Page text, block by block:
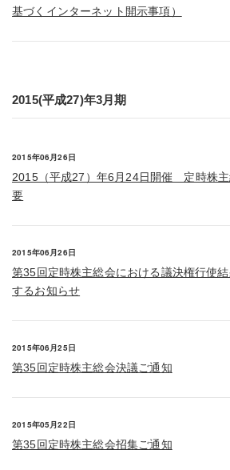
基づくインターネット開示事項）
2015(平成27)年3月期
2015年06月26日
2015（平成27）年6月24日開催 定時株
要
2015年06月26日
第35回定時株主総会における議決権行使
するお知らせ
2015年06月25日
第35回定時株主総会決議ご通知
2015年05月22日
第35回定時株主総会招集ご通知